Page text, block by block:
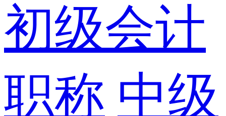
初级会计
职称 中级